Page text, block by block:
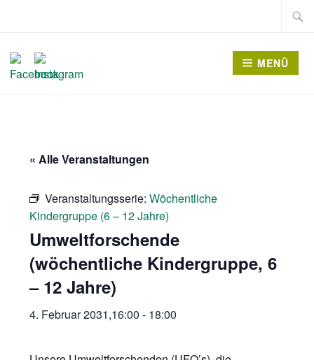
springen
Suche
MENÜ
« Alle Veranstaltungen
Veranstaltungsserie:Wöchentliche
Kindergruppe (6 – 12 Jahre)
Umweltforschende
(wöchentliche Kindergruppe, 6
– 12 Jahre)
4. Februar 2031,16:00 - 18:00